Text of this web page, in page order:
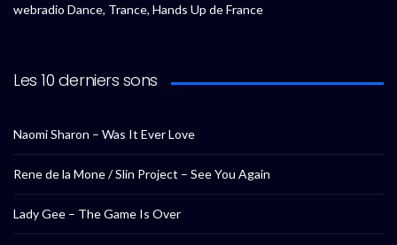
webradio Dance, Trance, Hands Up de France
Les 10 derniers sons
Naomi Sharon – Was It Ever Love
Rene de la Mone / Slin Project – See You Again
Lady Gee – The Game Is Over